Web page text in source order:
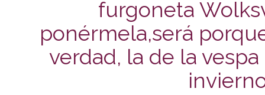
furgoneta
ponérmela,será
verdad, la de la